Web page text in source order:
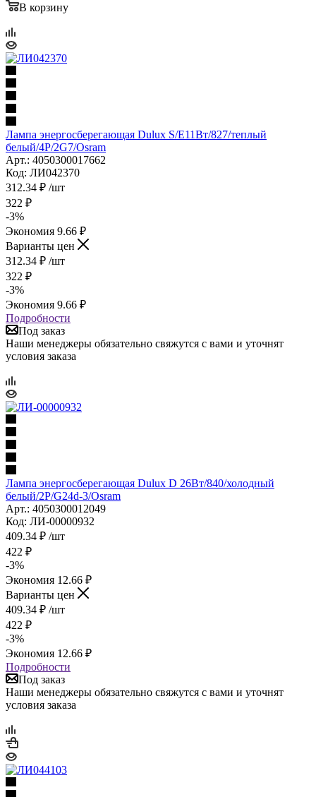
В корзину
Лампа энергосберегающая Dulux S/E11Вт/827/теплый
белый/4Р/2G7/Osram
Арт.: 4050300017662
Код: ЛИ042370
312.34 ₽ /шт
322 ₽
-3%
Экономия 9.66 ₽
Варианты цен
312.34 ₽ /шт
322 ₽
-3%
Экономия 9.66 ₽
Подробности
Под заказ
Наши менеджеры обязательно свяжутся с вами и уточнят
условия заказа
Лампа энергосберегающая Dulux D 26Вт/840/холодный
белый/2Р/G24d-3/Osram
Арт.: 4050300012049
Код: ЛИ-00000932
409.34 ₽ /шт
422 ₽
-3%
Экономия 12.66 ₽
Варианты цен
409.34 ₽ /шт
422 ₽
-3%
Экономия 12.66 ₽
Подробности
Под заказ
Наши менеджеры обязательно свяжутся с вами и уточнят
условия заказа